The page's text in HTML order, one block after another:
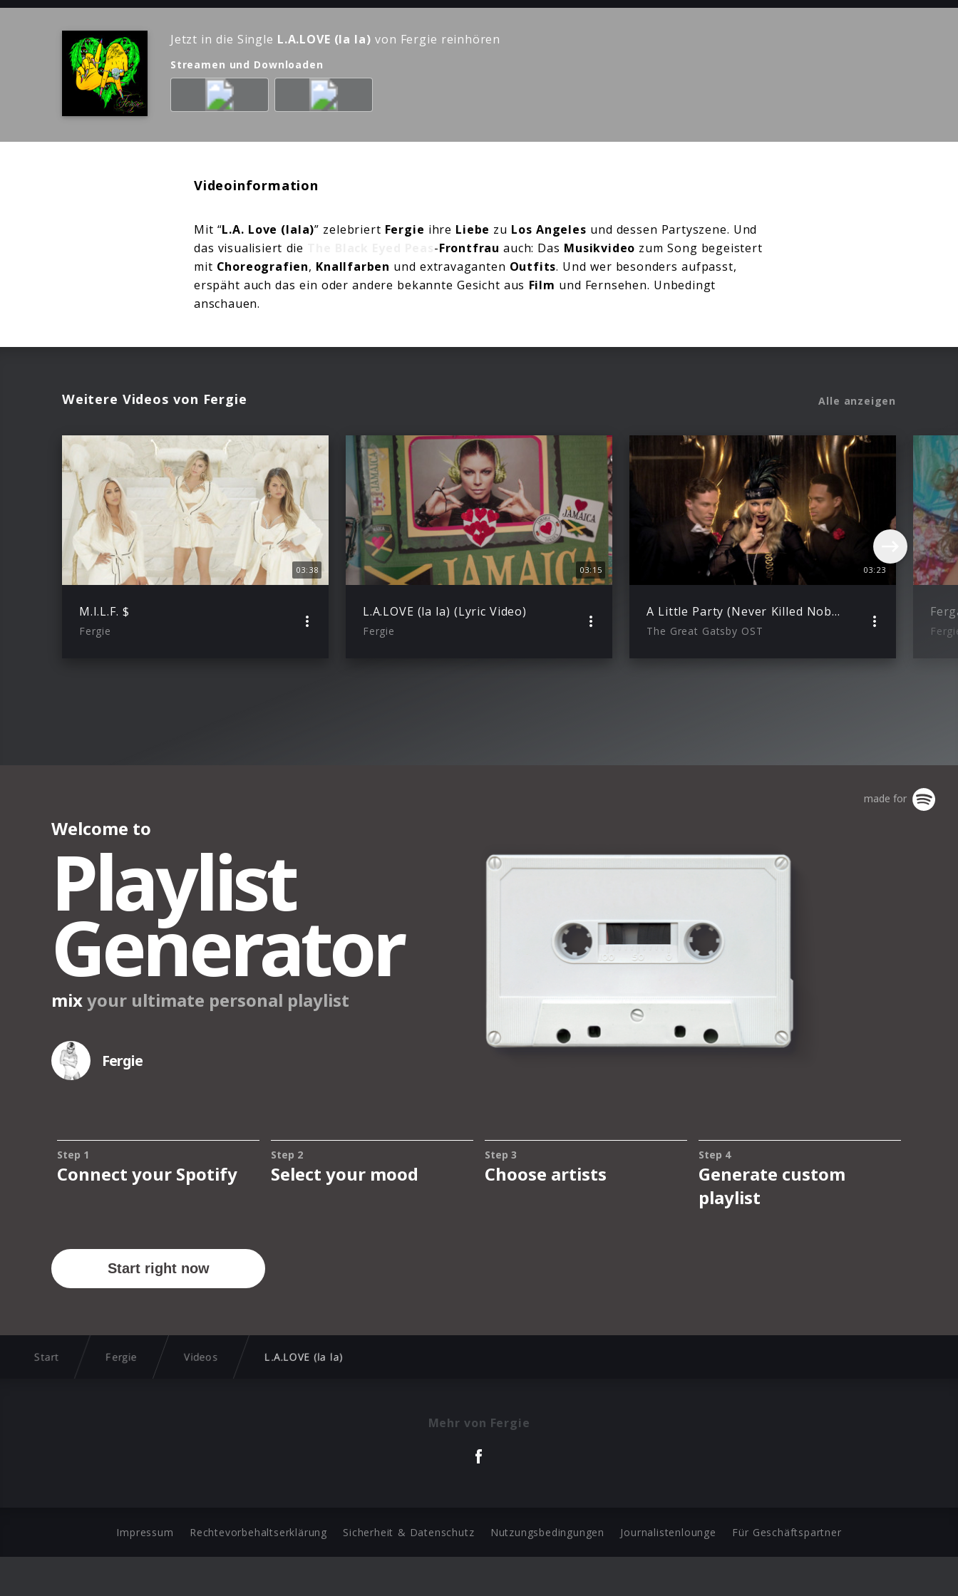
Jetzt in die Single L.A.LOVE (la la) von Fergie reinhören
Streamen und Downloaden
Videoinformation
Mit “L.A. Love (lala)” zelebriert Fergie ihre Liebe zu Los Angeles und dessen Partyszene. Und
das visualisiert die
-Frontfrau auch: Das Musikvideo zum Song begeistert
mit Choreografien, Knallfarben und extravaganten Outfits. Und wer besonders aufpasst,
erspäht auch das ein oder andere bekannte Gesicht aus Film und Fernsehen. Unbedingt
anschauen.
Weitere Videos von Fergie Alle anzeigen
03:38
M.I.L.F. $
Fergie
03:15
L.A.LOVE (la la) (Lyric Video)
Fergie
03:23
A Little Party (Never Killed Nobody)
The Great Gatsby OST
Start Fergie Videos L.A.LOVE (la la)
Mehr von Fergie
Impressum Rechtevorbehaltserklärung Sicherheit & Datenschutz Nutzungsbedingungen Journalistenlounge Für Geschäftspartner